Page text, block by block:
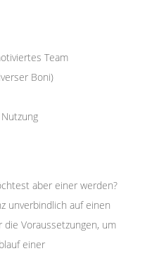
Team
Boni)
aber einer werden?
unverbindlich auf einen
Voraussetzungen, um
einer